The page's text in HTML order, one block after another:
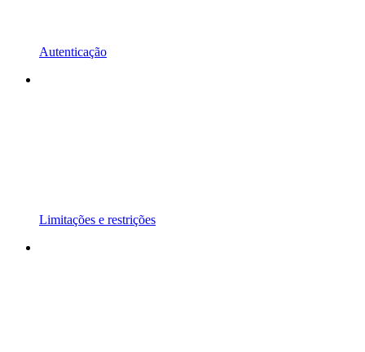
Autenticação
Limitações e restrições